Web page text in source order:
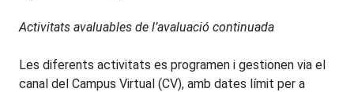
Activitats avaluables de l’avaluació continuada
Les diferents activitats es programen i gestionen via el
canal del Campus Virtual (CV), amb dates límit per a